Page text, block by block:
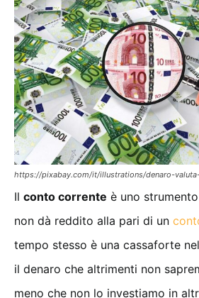
https://pixabay.com/it/illustrations/denaro-
Il conto corrente è uno
non dà reddito alla pari di un
tempo stesso è una cassaforte
il denaro che altrimenti non
meno che non lo investiamo in